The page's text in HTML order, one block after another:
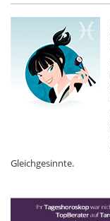
Gleichgesinnte.